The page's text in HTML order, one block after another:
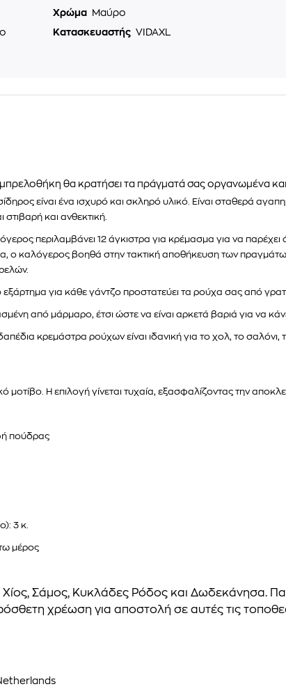
Χρώμα
Μαύρο
Κατασκευαστής VIDAXL
θα κρατήσει τα πράγματά σας οργανωμένα
είναι ένα ισχυρό και σκληρό υλικό. Είναι σταθερά
και ανθεκτική.
περιλαμβάνει 12 άγκιστρα για κρέμασμα για να
ο καλόγερος βοηθά στην τακτική αποθήκευση των
για κάθε γάντζο προστατεύει τα ρούχα σας από
από μάρμαρο, έτσι ώστε να είναι αρκετά βαριά για να
κρεμάστρα ρούχων είναι ιδανική για το χολ, το
Η επιλογή γίνεται τυχαία, εξασφαλίζοντας την
πούδρας
3 κ.
μέρος
Χίος, Σάμος, Κυκλάδες Ρόδος και Δωδεκάνησα.
χρέωση για αποστολή σε αυτές τις